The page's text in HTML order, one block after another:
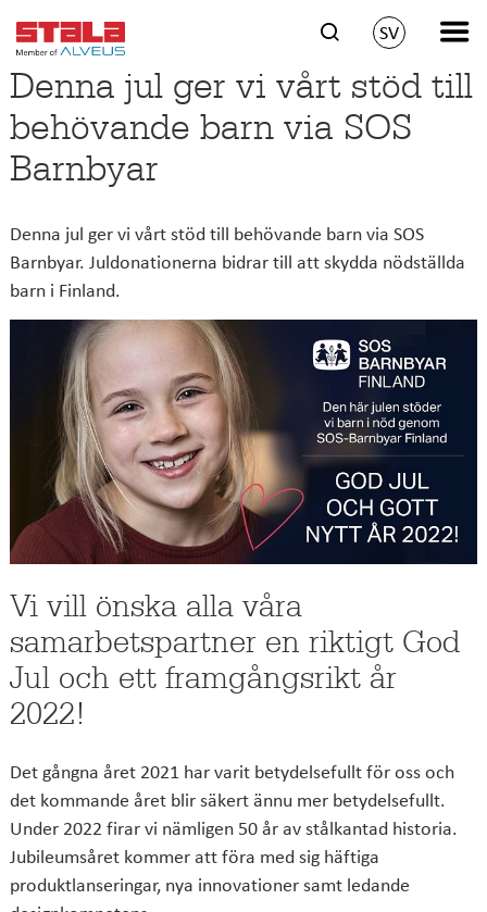
SV
Denna jul ger vi vårt stöd till
behövande barn via SOS
Barnbyar
Denna jul ger vi vårt stöd till behövande barn via SOS
Barnbyar. Juldonationerna bidrar till att skydda nödställda
barn i Finland.
Vi vill önska alla våra
samarbetspartner en riktigt God
Jul och ett framgångsrikt år
2022!
Det gångna året 2021 har varit betydelsefullt för oss och
det kommande året blir säkert ännu mer betydelsefullt.
Under 2022 firar vi nämligen 50 år av stålkantad historia.
Jubileumsåret kommer att föra med sig häftiga
produktlanseringar, nya innovationer samt ledande